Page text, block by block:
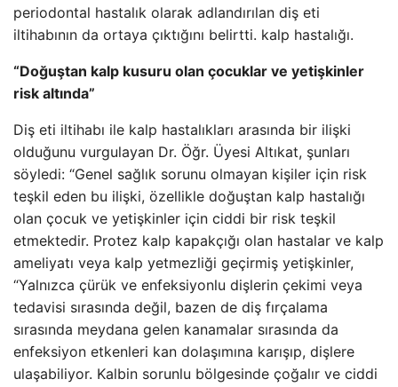
periodontal hastalık olarak adlandırılan diş eti
iltihabının da ortaya çıktığını belirtti. kalp hastalığı.
“Doğuştan kalp kusuru olan çocuklar ve yetişkinler
risk altında”
Diş eti iltihabı ile kalp hastalıkları arasında bir ilişki
olduğunu vurgulayan Dr. Öğr. Üyesi Altıkat, şunları
söyledi: “Genel sağlık sorunu olmayan kişiler için risk
teşkil eden bu ilişki, özellikle doğuştan kalp hastalığı
olan çocuk ve yetişkinler için ciddi bir risk teşkil
etmektedir. Protez kalp kapakçığı olan hastalar ve kalp
ameliyatı veya kalp yetmezliği geçirmiş yetişkinler,
“Yalnızca çürük ve enfeksiyonlu dişlerin çekimi veya
tedavisi sırasında değil, bazen de diş fırçalama
sırasında meydana gelen kanamalar sırasında da
enfeksiyon etkenleri kan dolaşımına karışıp, dişlere
ulaşabiliyor. Kalbin sorunlu bölgesinde çoğalır ve ciddi